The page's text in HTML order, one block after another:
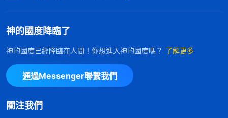
神的話打開了我的心結，使我能正確面對；還有，我
騎車從那麽高的橋上摔下來，人和車都好好的，這都
是神的保守。一路走來，神的恩我數算不完，可當我
認為得福無望的時候還能活在誤解埋怨中遠離神，我
怎麽這麽没人性呢？當初教會給我調整本分是考慮我
樣調整對我、對教會工作都有益處，我應該從神領
神的國度降臨了
神的國度已經降臨在人間！你想進入神的國度嗎？ 了解更多
通過Messenger聯繫我們
關注我們